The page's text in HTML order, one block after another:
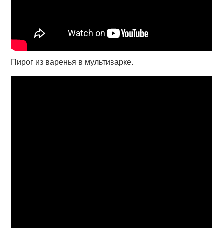
Пирог из варенья в мультиварке.